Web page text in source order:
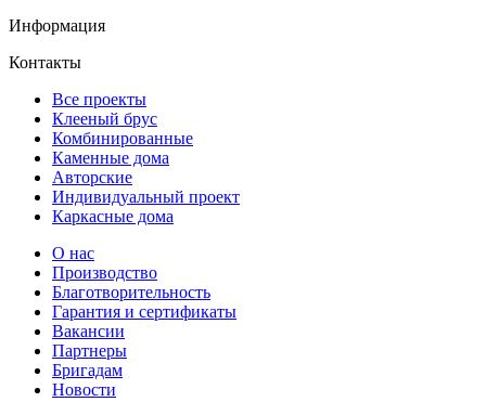
Информация
Контакты
Все проекты
Клееный брус
Комбинированные
Каменные дома
Авторские
Индивидуальный проект
Каркасные дома
О нас
Производство
Благотворительность
Гарантия и сертификаты
Вакансии
Партнеры
Бригадам
Новости